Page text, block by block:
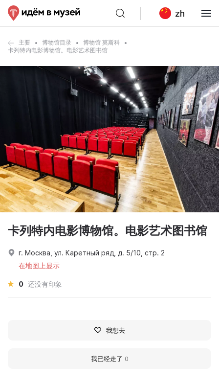
zh
主要 博物馆目录
博物馆 莫斯科
卡列特内电影博物馆。电影艺术图书馆
卡列特内电影博物馆。电影艺术图书馆
г. Москва, ул. Каретный ряд, д. 5/10, стр. 2
在地图上显示
0 还没有印象
我想去
我已经走了 0